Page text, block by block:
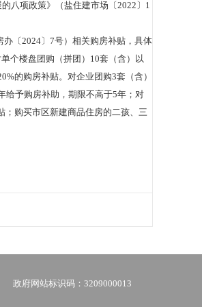
八项政策》（盐住建市场〔2022〕1
〔2024〕7号）相关购房补贴，具体
个楼盘团购（拼团）10套（含）以
的购房补贴。对企业团购3套（含）
给予购房补助，期限不高于5年；对
；购买市区新建商品住房的二孩、三
政府网站标识码：3209000013